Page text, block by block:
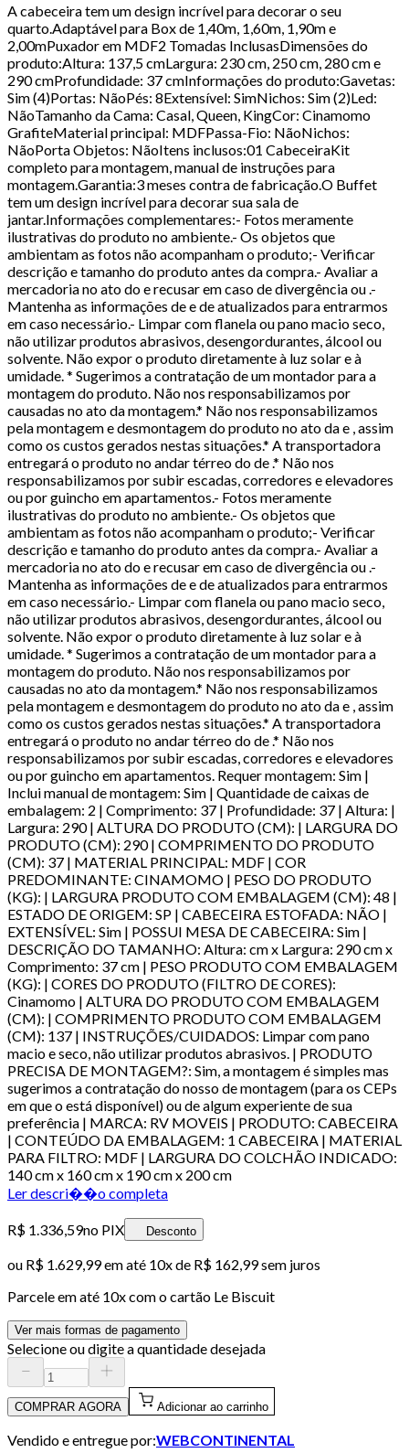
A cabeceira tem um design incrível para decorar o seu
quarto.Adaptável para Box de 1,40m, 1,60m, 1,90m e
2,00mPuxador em MDF2 Tomadas InclusasDimensões do
produto:Altura: 137,5 cmLargura: 230 cm, 250 cm, 280 cm e
290 cmProfundidade: 37 cmInformações do produto:Gavetas:
Sim (4)Portas: NãoPés: 8Extensível: SimNichos: Sim (2)Led:
NãoTamanho da Cama: Casal, Queen, KingCor: Cinamomo
GrafiteMaterial principal: MDFPassa-Fio: NãoNichos:
NãoPorta Objetos: NãoItens inclusos:01 CabeceiraKit
completo para montagem, manual de instruções para
montagem.Garantia:3 meses contra de fabricação.O Buffet
tem um design incrível para decorar sua sala de
jantar.Informações complementares:- Fotos meramente
ilustrativas do produto no ambiente.- Os objetos que
ambientam as fotos não acompanham o produto;- Verificar
descrição e tamanho do produto antes da compra.- Avaliar a
mercadoria no ato do e recusar em caso de divergência ou .-
Mantenha as informações de e de atualizados para entrarmos
em caso necessário.- Limpar com flanela ou pano macio seco,
não utilizar produtos abrasivos, desengordurantes, álcool ou
solvente. Não expor o produto diretamente à luz solar e à
umidade. * Sugerimos a contratação de um montador para a
montagem do produto. Não nos responsabilizamos por
causadas no ato da montagem.* Não nos responsabilizamos
pela montagem e desmontagem do produto no ato da e , assim
como os custos gerados nestas situações.* A transportadora
entregará o produto no andar térreo do de .* Não nos
responsabilizamos por subir escadas, corredores e elevadores
ou por guincho em apartamentos.- Fotos meramente
ilustrativas do produto no ambiente.- Os objetos que
ambientam as fotos não acompanham o produto;- Verificar
descrição e tamanho do produto antes da compra.- Avaliar a
mercadoria no ato do e recusar em caso de divergência ou .-
Mantenha as informações de e de atualizados para entrarmos
em caso necessário.- Limpar com flanela ou pano macio seco,
não utilizar produtos abrasivos, desengordurantes, álcool ou
solvente. Não expor o produto diretamente à luz solar e à
umidade. * Sugerimos a contratação de um montador para a
montagem do produto. Não nos responsabilizamos por
causadas no ato da montagem.* Não nos responsabilizamos
pela montagem e desmontagem do produto no ato da e , assim
como os custos gerados nestas situações.* A transportadora
entregará o produto no andar térreo do de .* Não nos
responsabilizamos por subir escadas, corredores e elevadores
ou por guincho em apartamentos. Requer montagem: Sim |
Inclui manual de montagem: Sim | Quantidade de caixas de
embalagem: 2 | Comprimento: 37 | Profundidade: 37 | Altura: |
Largura: 290 | ALTURA DO PRODUTO (CM): | LARGURA DO
PRODUTO (CM): 290 | COMPRIMENTO DO PRODUTO
(CM): 37 | MATERIAL PRINCIPAL: MDF | COR
PREDOMINANTE: CINAMOMO | PESO DO PRODUTO
(KG): | LARGURA PRODUTO COM EMBALAGEM (CM): 48 |
ESTADO DE ORIGEM: SP | CABECEIRA ESTOFADA: NÃO |
EXTENSÍVEL: Sim | POSSUI MESA DE CABECEIRA: Sim |
DESCRIÇÃO DO TAMANHO: Altura: cm x Largura: 290 cm x
Comprimento: 37 cm | PESO PRODUTO COM EMBALAGEM
(KG): | CORES DO PRODUTO (FILTRO DE CORES):
Cinamomo | ALTURA DO PRODUTO COM EMBALAGEM
(CM): | COMPRIMENTO PRODUTO COM EMBALAGEM
(CM): 137 | INSTRUÇÕES/CUIDADOS: Limpar com pano
macio e seco, não utilizar produtos abrasivos. | PRODUTO
PRECISA DE MONTAGEM?: Sim, a montagem é simples mas
sugerimos a contratação do nosso de montagem (para os CEPs
em que o está disponível) ou de algum experiente de sua
preferência | MARCA: RV MOVEIS | PRODUTO: CABECEIRA
| CONTEÚDO DA EMBALAGEM: 1 CABECEIRA | MATERIAL
PARA FILTRO: MDF | LARGURA DO COLCHÃO INDICADO:
140 cm x 160 cm x 190 cm x 200 cm
Ler descri��o completa
R$ 1.336,59no PIX Desconto
ou R$ 1.629,99em até 10x de R$ 162,99 sem juros
Parcele em até 10x com o cartão Le Biscuit
Ver mais formas de pagamento
Selecione ou digite a quantidade desejada
COMPRAR AGORA Adicionar ao carrinho
Vendido e entregue por:WEBCONTINENTAL